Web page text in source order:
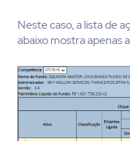
Neste caso, a lista de
abaixo mostra apenas